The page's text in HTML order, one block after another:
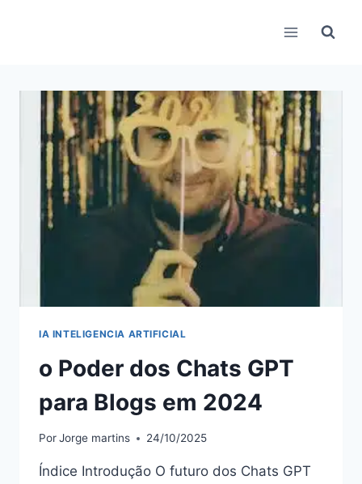
IA INTELIGENCIA ARTIFICIAL
o Poder dos Chats GPT
para Blogs em 2024
PorJorge martins 24/10/2025
Índice Introdução O futuro dos Chats GPT